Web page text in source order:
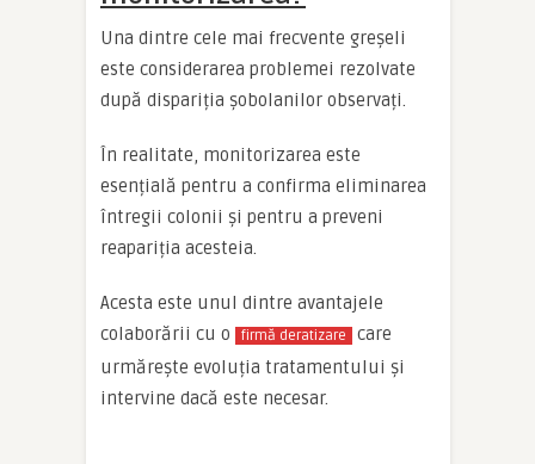
Una dintre cele mai frecvente greșeli
este considerarea problemei rezolvate
după dispariția șobolanilor observați.
În realitate, monitorizarea este
esențială pentru a confirma eliminarea
întregii colonii și pentru a preveni
reapariția acesteia.
Acesta este unul dintre avantajele
colaborării cu o
firmă deratizare
care
urmărește evoluția tratamentului și
intervine dacă este necesar.